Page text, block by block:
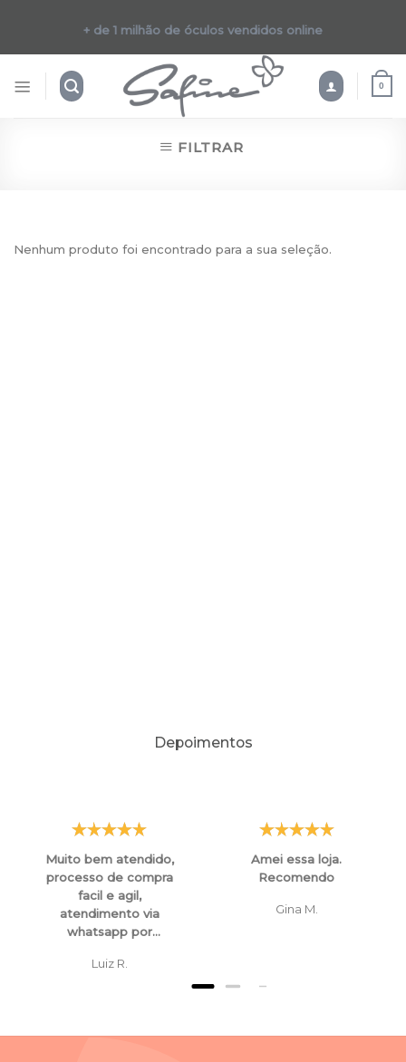
+ de 1 milhão de óculos vendidos online
0
FILTRAR
Nenhum produto foi encontrado para a sua seleção.
Depoimentos
Muito bem atendido,
processo de compra
facil e agil,
atendimento via
whatsapp por
atenciosos e
mesmo para
Luiz R.
Amei essa loja.
Recomendo
Gina M.